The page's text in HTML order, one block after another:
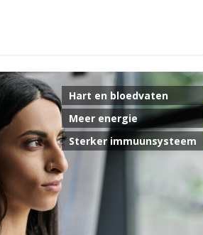
Hart en bloedvaten
Meer energie
Sterker immuunsysteem